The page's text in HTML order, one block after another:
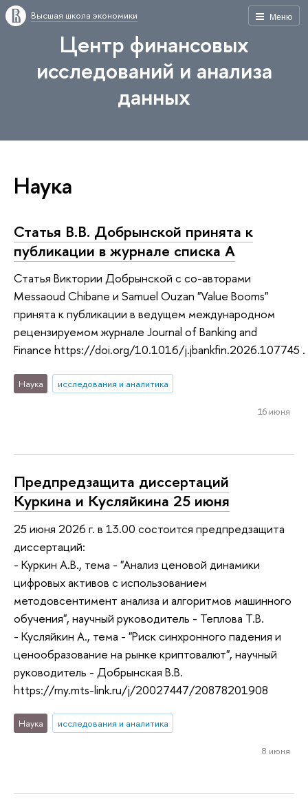
Меню
Высшая школа экономики
Центр финансовых
исследований и анализа
данных
Наука
Статья В.В. Добрынской принята к
публикации в журнале списка А
Статья Виктории Добрынской с со-авторами
Messaoud Chibane и Samuel Ouzan "Value Booms"
принята к публикации в ведущем международном
рецензируемом журнале Journal of Banking and
Finance https://doi.org/10.1016/j.jbankfin.2026.107745 .
Наука исследования и аналитика
16 июня
Предпредзащита диссертаций
Куркина и Кусляйкина 25 июня
25 июня 2026 г. в 13.00 состоится предпредзащита
диссертаций:
- Куркин А.В., тема - "Анализ ценовой динамики
цифровых активов с использованием
методовсентимент анализа и алгоритмов машинного
обучения", научный руководитель - Теплова Т.В.
- Кусляйкин А., тема - "Риск синхронного падения и
ценообразование на рынке криптовалют", научный
руководитель - Добрынская В.В.
https://my.mts-link.ru/j/20027447/20878201908
Наука исследования и аналитика
8 июня